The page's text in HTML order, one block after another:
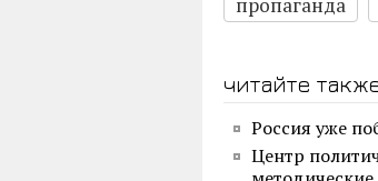
пропаганда
читайте
Россия уже
Центр